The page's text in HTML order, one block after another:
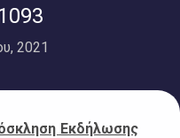
2021
Εκδήλωσης